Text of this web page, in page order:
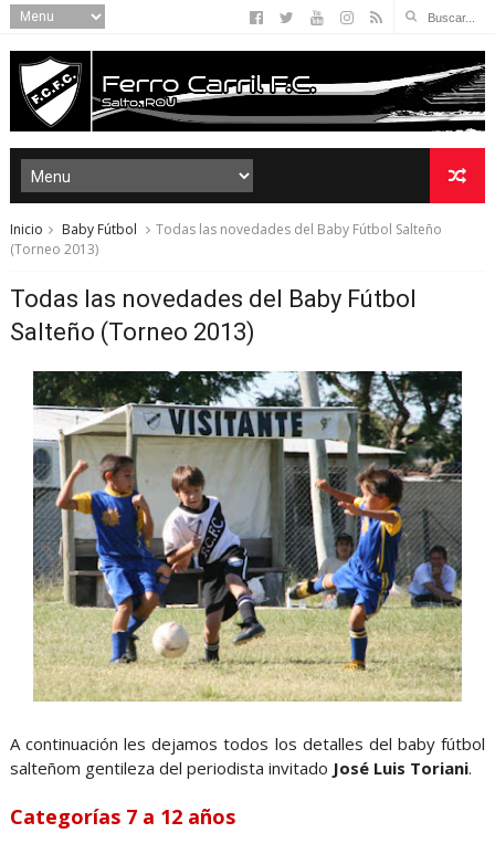
Inicio Baby Fútbol
Todas las novedades del Baby Fútbol Salteño
(Torneo 2013)
Todas las novedades del Baby Fútbol
Salteño (Torneo 2013)
A continuación les dejamos todos los detalles del baby fútbol
salteñom gentileza del periodista invitado José Luis Toriani.
Categorías 7 a 12 años